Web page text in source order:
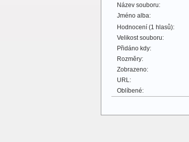
Název souboru:
Jméno alba:
Hodnocení (1 hlasů):
Velikost souboru:
Přidáno kdy:
Rozměry:
Zobrazeno:
URL:
Oblíbené: